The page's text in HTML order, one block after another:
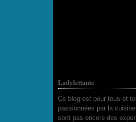
Ladylettante
Ce blog est pour tous et
passionnées par la
sont pas encore des